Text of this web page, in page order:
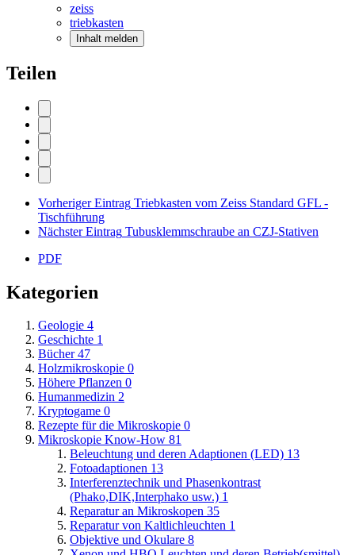
zeiss
triebkasten
Inhalt melden
Teilen
Vorheriger Eintrag Triebkasten vom Zeiss Standard GFL -
Tischführung
Nächster Eintrag Tubusklemmschraube an CZJ-Stativen
PDF
Kategorien
Geologie 4
Geschichte 1
Bücher 47
Holzmikroskopie 0
Höhere Pflanzen 0
Humanmedizin 2
Kryptogame 0
Rezepte für die Mikroskopie 0
Mikroskopie Know-How 81
Beleuchtung und deren Adaptionen (LED) 13
Fotoadaptionen 13
Interferenztechnik und Phasenkontrast
(Phako,DIK,Interphako usw.) 1
Reparatur an Mikroskopen 35
Reparatur von Kaltlichleuchten 1
Objektive und Okulare 8